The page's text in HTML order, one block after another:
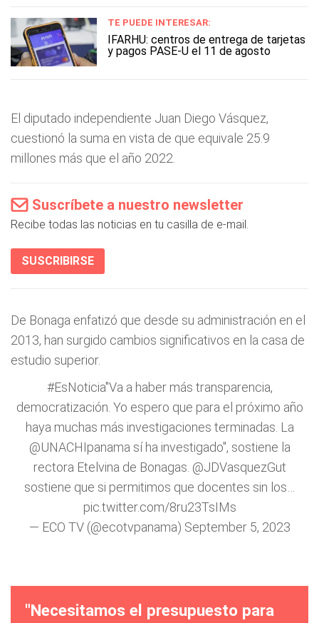
TE PUEDE INTERESAR:
IFARHU: centros de entrega de tarjetas
y pagos PASE-U el 11 de agosto
El diputado independiente Juan Diego Vásquez,
cuestionó la suma en vista de que equivale 25.9
millones más que el año 2022.
Suscríbete a nuestro newsletter
Recibe todas las noticias en tu casilla de e-mail.
SUSCRIBIRSE
De Bonaga enfatizó que desde su administración en el
2013, han surgido cambios significativos en la casa de
estudio superior.
#EsNoticia"Va a haber más transparencia,
democratización. Yo espero que para el próximo año
haya muchas más investigaciones terminadas. La
@UNACHIpanama sí ha investigado", sostiene la
rectora Etelvina de Bonagas. @JDVasquezGut
sostiene que si permitimos que docentes sin los…
pic.twitter.com/8ru23TsIMs
— ECO TV (@ecotvpanama) September 5, 2023
"Necesitamos el presupuesto para